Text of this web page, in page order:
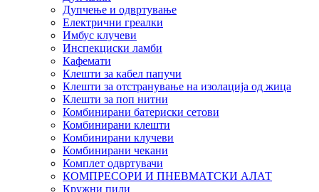
Дупчење и одвртување
Електрични греалки
Имбус клучеви
Инспекциски ламби
Кафемати
Клешти за кабел папучи
Клешти за отстранување на изолација од жица
Клешти за поп нитни
Комбинирани батериски сетови
Комбинирани клешти
Комбинирани клучеви
Комбинирани чекани
Комплет одвртувачи
КОМПРЕСОРИ И ПНЕВМАТСКИ АЛАТ
Кружни пили